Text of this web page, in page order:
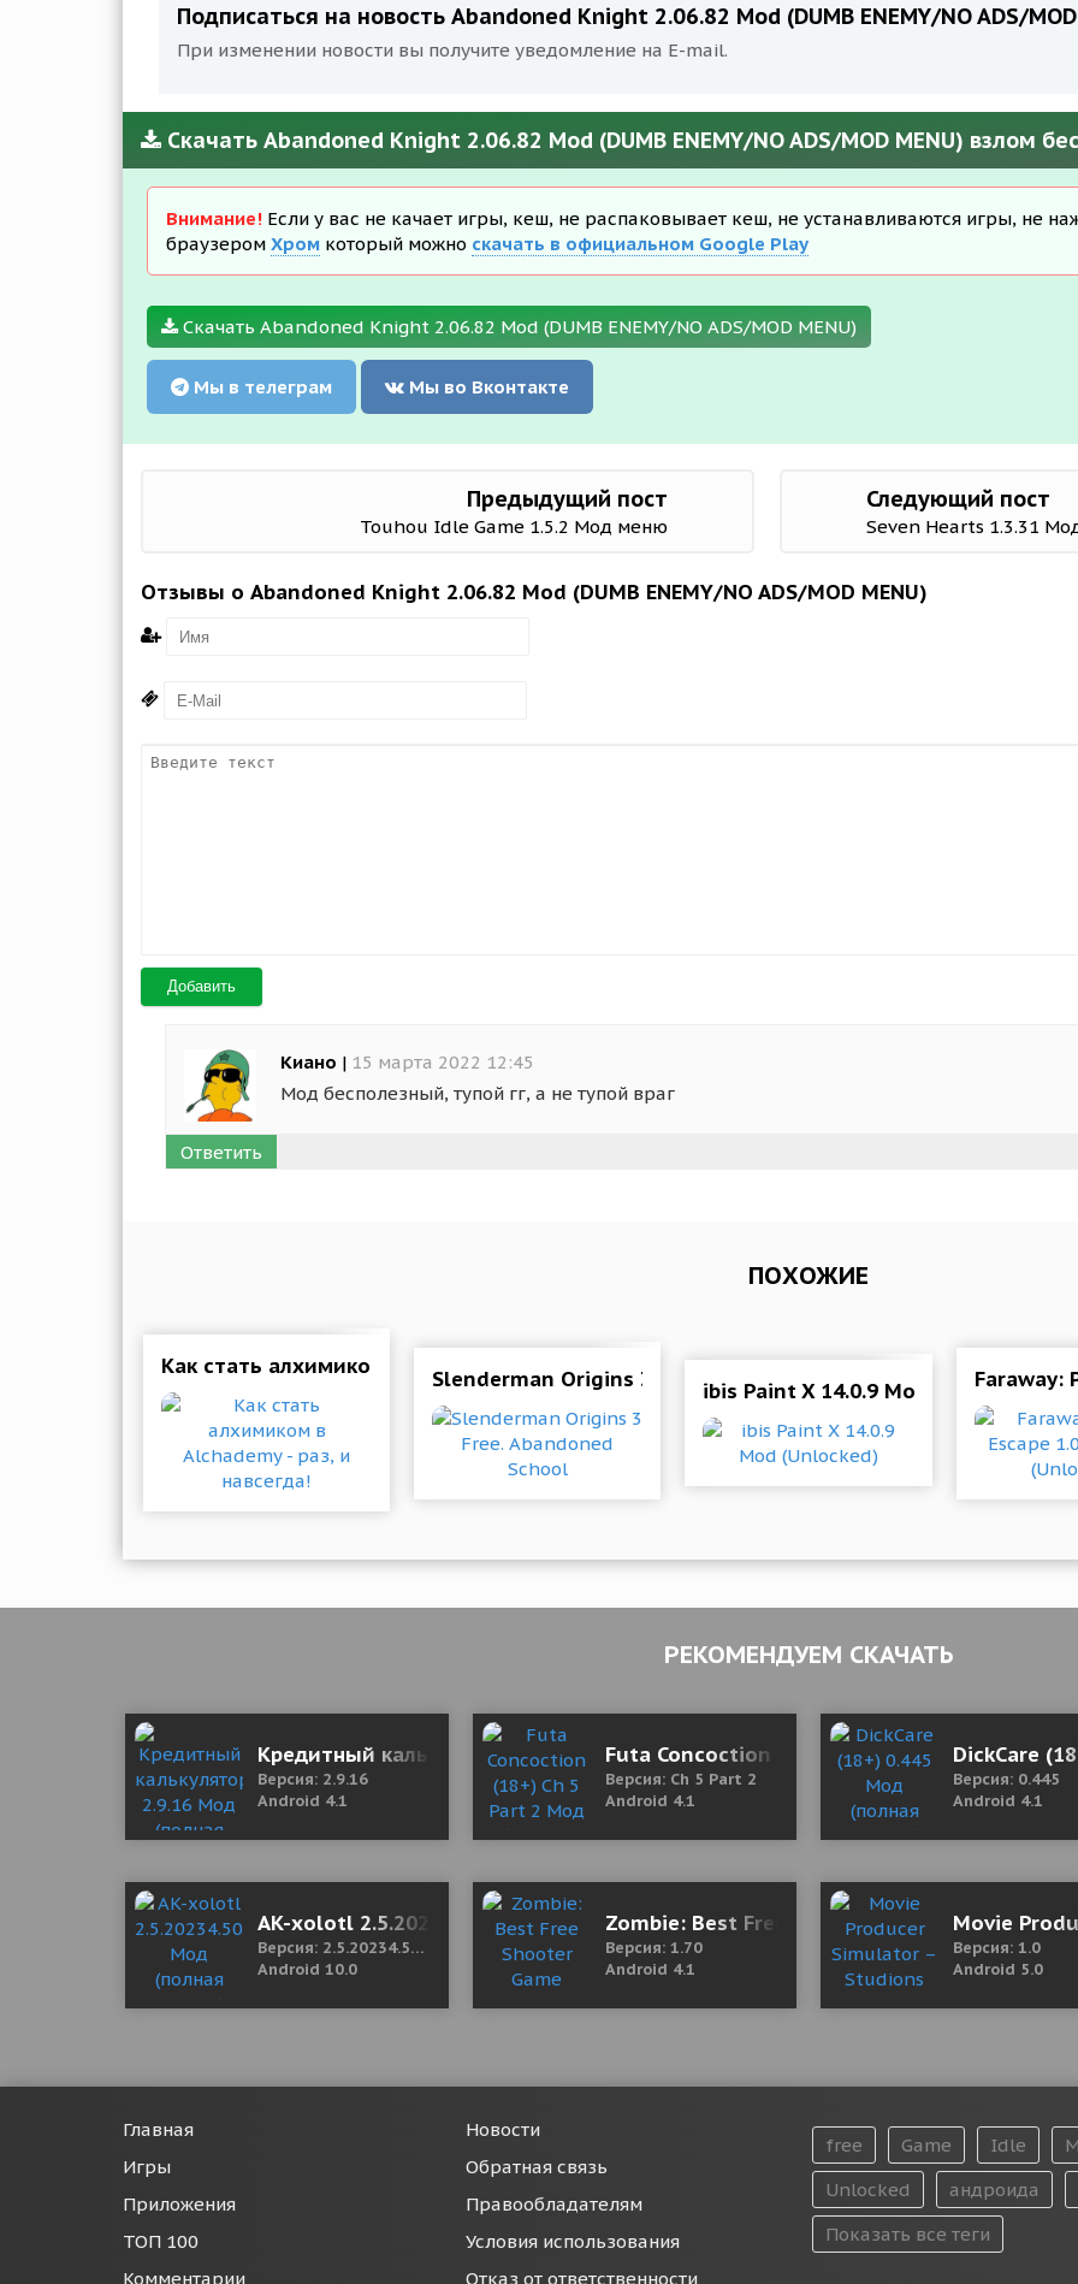
Подписаться на новость Abandoned Knight 2.06.82 Mod (DUMB ENEMY/NO ADS/
При изменении новости вы получите уведомление на E-mail.
Скачать Abandoned Knight 2.06.82 Mod (DUMB ENEMY/NO ADS/MOD MENU) взлом
Внимание! Если у вас не качает игры, кеш, не распаковывает кеш, не устанавливаются игры, не
браузером Хром который можно скачать в официальном Google Play
Скачать Abandoned Knight 2.06.82 Mod (DUMB ENEMY/NO ADS/MOD MENU)
Мы в телеграм Мы во Вконтакте
Предыдущий пост
Touhou Idle Game 1.5.2 Мод меню
Следующий пост
Seven Hearts 1.3.31
Отзывы о Abandoned Knight 2.06.82 Mod (DUMB ENEMY/NO ADS/MOD MENU)
Добавить
Киано | 15 марта 2022 12:45
Мод бесполезный, тупой гг, а не тупой враг
Ответить
ПОХОЖИЕ
Как стать алхимиком в Alchademy - раз, и навсегда!
Slenderman Origins 3 Free. Abandoned School
ibis Paint X 14.0.9 Mod (Unlocked)
Faraway:
РЕКОМЕНДУЕМ СКАЧАТЬ
Кредитный калькулятор 2.9.16 Мод (полная версия)
Версия: 2.9.16
Android 4.1
Futa Concoction (18+) Ch 5 Part 2 Мод
Версия: Ch 5 Part 2
Android 4.1
DickCare
Версия: 0.445
Android 4.1
AK-xolotl 2.5.20234.50.19 Мод (полная версия)
Версия: 2.5.20234.50.19
Android 10.0
Zombie: Best Free Shooter Game
Версия: 1.70
Android 4.1
Movie
Версия: 1.0
Android 5.0
Главная
Игры
Приложения
ТОП 100
Комментарии
Новости
Обратная связь
Правообладателям
Условия использования
Отказ от ответственности
free Game Idle
Unlocked
андроида
Показать все теги